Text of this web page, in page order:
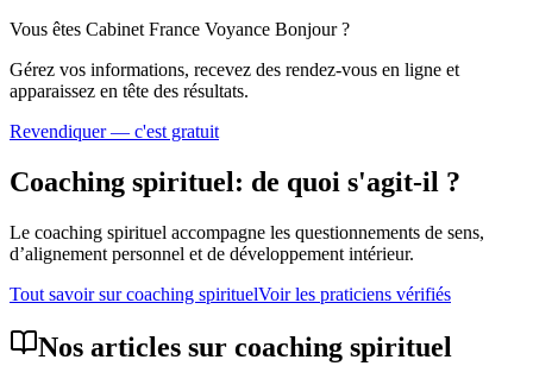
Vous êtes Cabinet France Voyance Bonjour?
Gérez vos informations, recevez des rendez-vous en ligne et
apparaissez en tête des résultats.
Revendiquer — c'est gratuit
Coaching spirituel: de quoi s'agit-il ?
Le coaching spirituel accompagne les questionnements de sens,
d’alignement personnel et de développement intérieur.
Tout savoir surcoaching spirituelVoir les praticiens vérifiés
Nos articles sur coaching spirituel